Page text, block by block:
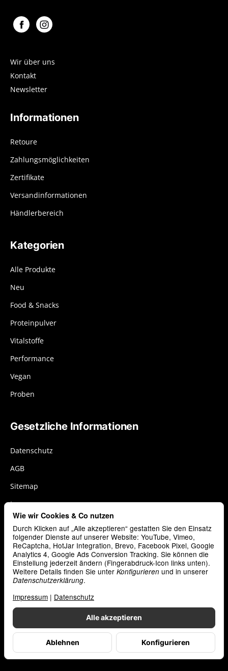
Wir über uns
Kontakt
Newsletter
Informationen
Retoure
Zahlungsmöglichkeiten
Zertifikate
Versandinformationen
Händlerbereich
Kategorien
Alle Produkte
Neu
Food & Snacks
Proteinpulver
Vitalstoffe
Performance
Vegan
Proben
Gesetzliche Informationen
Datenschutz
AGB
Sitemap
Impressum
Widerrufsrecht
Cookies
Vertrag widerrufen
Alle Preise inkl. gesetzlicher USt., zzgl.Versand
© inlead.de
Alle akzeptieren
Ablehnen Konfigurieren
Wie wir Cookies & Co nutzen
Durch Klicken auf „Alle akzeptieren“ gestatten Sie den Einsatz
folgender Dienste auf unserer Website: YouTube, Vimeo,
ReCaptcha, HotJar Integration, Brevo, Facebook Pixel, Google
Analytics 4, Google Ads Conversion Tracking. Sie können die
Einstellung jederzeit ändern (Fingerabdruck-Icon links unten).
Weitere Details finden Sie unter Konfigurieren und in unserer
Datenschutzerklärung.
Impressum | Datenschutz